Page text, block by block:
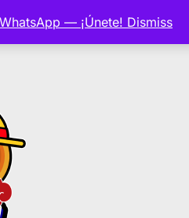
— ¡Únete! Dismiss